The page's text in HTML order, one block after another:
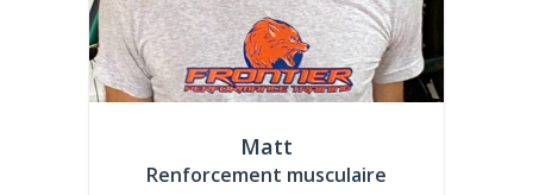
Matt
Renforcement musculaire